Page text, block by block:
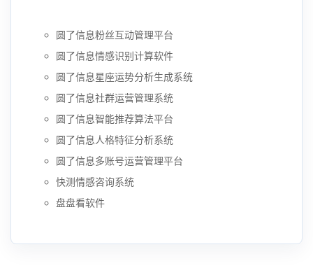
圆了信息粉丝互动管理平台
圆了信息情感识别计算软件
圆了信息星座运势分析生成系统
圆了信息社群运营管理系统
圆了信息智能推荐算法平台
圆了信息人格特征分析系统
圆了信息多账号运营管理平台
快测情感咨询系统
盘盘看软件